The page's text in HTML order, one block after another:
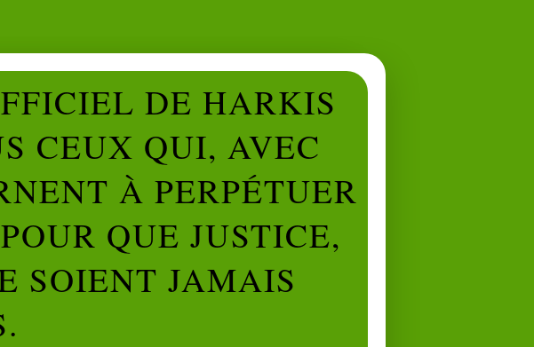
DE HARKIS
CEUX QUI, AVEC
À PERPÉTUER
QUE JUSTICE,
SOIENT JAMAIS